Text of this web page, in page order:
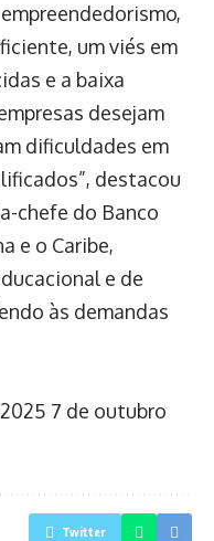
um viés em
e a baixa
desejam
dificuldades em
destacou
chefe do Banco
e o Caribe,
e de
às demandas
7 de outubro
Twitter